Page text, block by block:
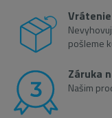
pošleme
Záruka
Našim